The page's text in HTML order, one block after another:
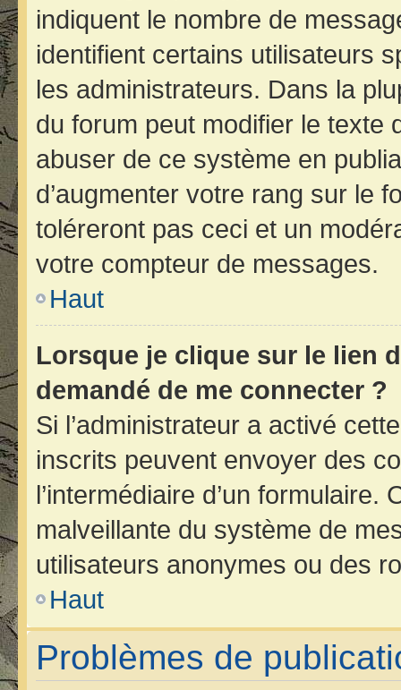
indiquent le nombre de
identifient certains utilisateurs
les administrateurs. Dans la
du forum peut modifier le texte
abuser de ce système en
d’augmenter votre rang sur le
toléreront pas ceci et un
votre compteur de messages.
Haut
Lorsque je clique sur le lien
demandé de me connecter ?
Si l’administrateur a activé
inscrits peuvent envoyer des
l’intermédiaire d’un
malveillante du système de
utilisateurs anonymes ou des
Haut
Problèmes de